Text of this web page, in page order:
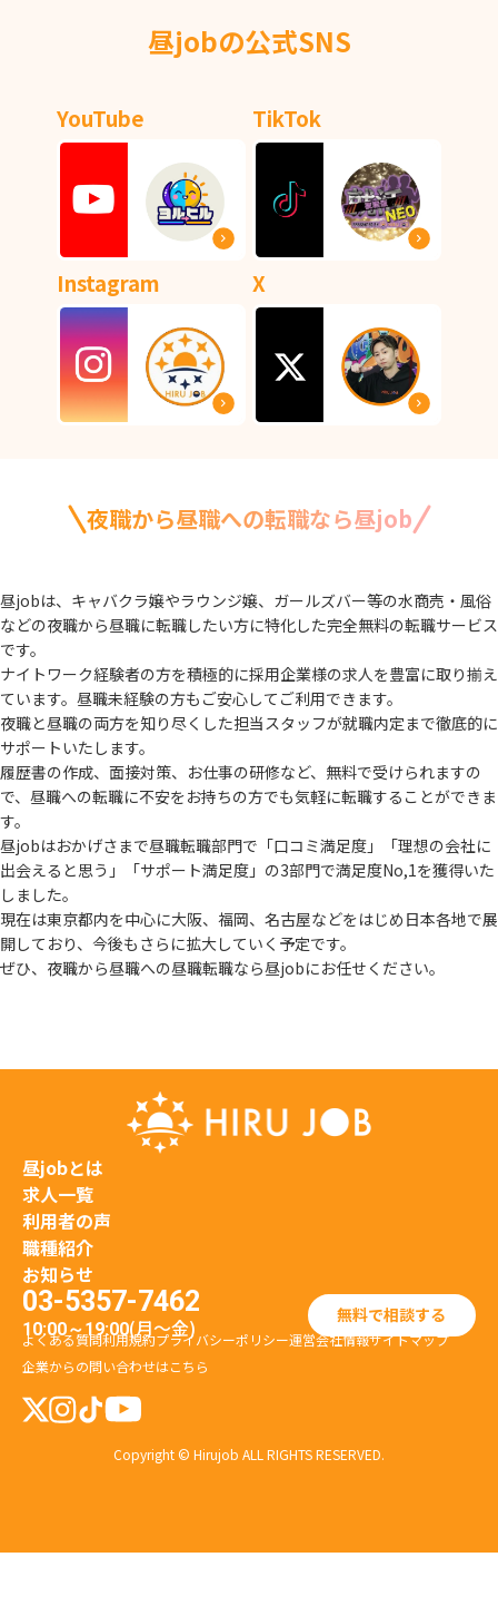
昼jobの公式SNS
YouTube TikTok
Instagram X
夜職から昼職への転職なら昼job
昼jobは、キャバクラ嬢やラウンジ嬢、ガールズバー等の水商売・風俗
などの夜職から昼職に転職したい方に特化した完全無料の転職サービス
です。
ナイトワーク経験者の方を積極的に採用企業様の求人を豊富に取り揃え
ています。 昼職未経験の方もご安心してご利用できます。
夜職と昼職の両方を知り尽くした担当スタッフが就職内定まで徹底的に
サポートいたします。
履歴書の作成、面接対策、お仕事の研修など、無料で受けられますの
で、 昼職への転職に不安をお持ちの方でも気軽に転職することができま
す。
昼jobはおかげさまで昼職転職部門で「口コミ満足度」「理想の会社に
出会えると思う」
「サポート満足度」の3部門で満足度No,1を獲得いた
しました。
現在は東京都内を中心に大阪、福岡、名古屋などをはじめ日本各地で展
開しており、 今後もさらに拡大していく予定です。
ぜひ、夜職から昼職への昼職転職なら昼jobにお任せください。
昼jobとは
求人一覧
利用者の声
職種紹介
お知らせ
03-5357-7462
10:00～19:00(月〜金) 無料で相談する
よくある質問利用規約プライバシーポリシー運営会社情報サイトマップ
企業からの問い合わせはこちら
Copyright © Hirujob ALL RIGHTS RESERVED.